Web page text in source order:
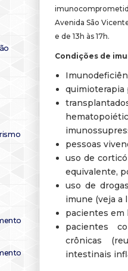
Avenida São
e de 13h às 17h.
Condições de
quimioterapia
pessoas
uso de
equivalente,
uso de
imune (veja a
pacientes em
pacientes
crônicas
intestinais